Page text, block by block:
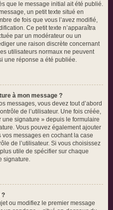
que le message initial ait été publié.
un petit texte situé en
de fois que vous l’avez modifié,
Ce petit texte n’apparaîtra
par un modérateur ou un
une raison discrète concernant
utilisateurs normaux ne peuvent
une réponse a été publiée.
à mon message ?
messages, vous devez tout d’abord
de l’utilisateur. Une fois créée,
signature » depuis le formulaire
Vous pouvez également ajouter
messages en cochant la case
de l’utilisateur. Si vous choisissez
utile de spécifier sur chaque
signature.
?
ou modifiez le premier message